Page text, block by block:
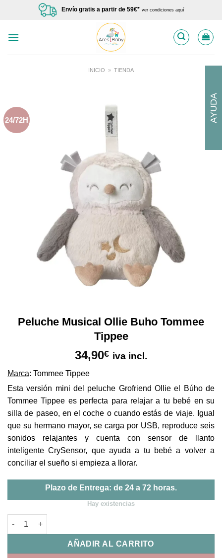
Envío gratis a partir de 59€* ver condiciones aquí
INICIO » TIENDA
24/72H
Peluche Musical Ollie Buho Tommee
Tippee
34,90€ iva incl.
Marca: Tommee Tippee
Esta versión mini del peluche Grofriend Ollie el Búho de
Tommee Tippee es perfecta para relajar a tu bebé en su
silla de paseo, en el coche o cuando estás de viaje. Igual
que su hermano mayor, se carga por USB, reproduce seis
sonidos relajantes y cuenta con sensor de llanto
inteligente CrySensor, que ayuda a tu bebé a volver a
conciliar el sueño si empieza a llorar.
Plazo de Entrega: de 24 a 72 horas.
Hay existencias
Peluche Musical Ollie Buho Tommee Tippee cantidad
AÑADIR AL CARRITO
AYUDA